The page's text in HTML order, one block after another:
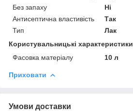
Без запаху
Ні
Антисептична властивість
Так
Тип
Лак
Користувальницькі характеристики
Фасовка матеріалу
10 л
Приховати
Умови доставки